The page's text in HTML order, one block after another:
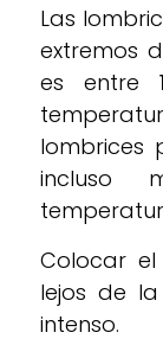
Las
extremos
es entre
lombrices
incluso
Colocar
lejos de
intenso.